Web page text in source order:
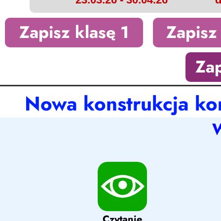
Nowa konstrukcja
Zapisz klasę 1